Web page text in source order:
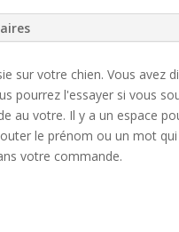
sur votre chien. Vous
pourrez l'essayer si vous
au votre. Il y a un espace
le prénom ou un mot
votre commande.